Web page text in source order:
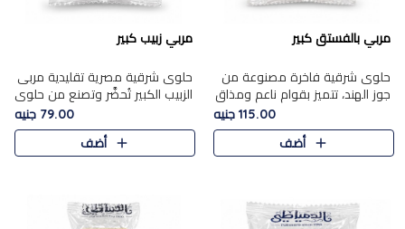
مربي بالفستق كبير
حلوى شرقية فاخرة مصنوعة من
جوز الهند، تتميز بقوام ناعم ومذاق
غني، وتزين بقطع من الفستق
الفاخر التي تضيف عليها قرمشة
115.00 جنيه
أضف
مربي زبيب كبير
حلوى شرقية مصرية تقليدية مربى
الزبيب الكبير تُحضَّر وتصنع من حلوي
جوز الهند باسد بقوام طري ومذاق
غني، وتُزين وتغطا بحبات الزبيب
الذهبي التي ..
79.00 جنيه
أضف